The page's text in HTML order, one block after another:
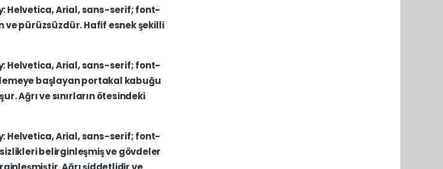
Helvetica,Arial,sans-serif;font-
vepürüzsüzdür.Hafif esnekşekilli
Helvetica,Arial,sans-serif;font-
başlayanportakal kabuğu
Ağrıvesınırlarınötesindeki
Helvetica,Arial,sans-serif;font-
belirginleşmişvegövdeler